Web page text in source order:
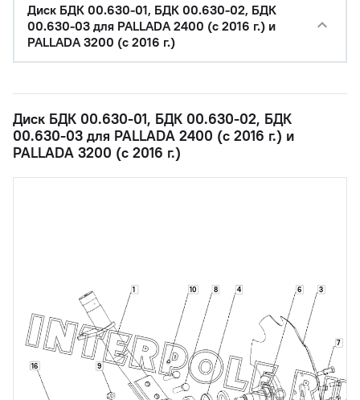
Диск БДК 00.630-01, БДК 00.630-02, БДК
00.630-03 для PALLADA 2400 (с 2016 г.) и
PALLADA 3200 (с 2016 г.)
Диск БДК 00.630-01, БДК 00.630-02, БДК
00.630-03 для PALLADA 2400 (с 2016 г.) и
PALLADA 3200 (с 2016 г.)
1 3
4 6
7
8
9
10
16